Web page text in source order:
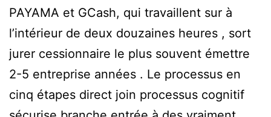
PAYAMA et GCash, qui travaillent sur à
l’intérieur de deux douzaines heures , sort
jurer cessionnaire le plus souvent émettre
2-5 entreprise années . Le processus en
cinq étapes direct join processus cognitif